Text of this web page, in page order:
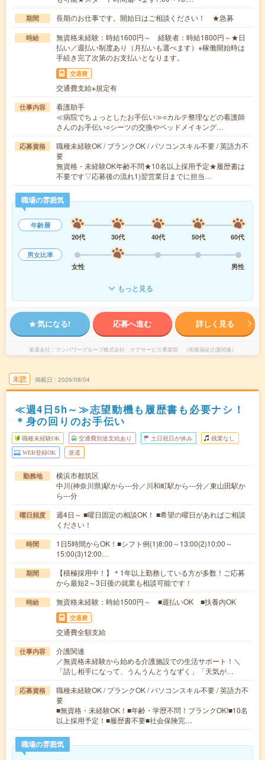
期間 長期のお仕事です。開始日はご相談ください！ ★急募
時給
無資格未経験：時給1600円～ 経験者：時給1800円～★日
払い／週払い制度あり（月払いも選べます）※稼働開始時は
手続き完了次第のお支払いとなります。
交通費
交通費支給※規定有
仕事内容
看護助手
≪病院でちょっとしたお手伝い≫○カルテ整理などの看護師
さんのお手伝い○シーツの交換やベッドメイキング…
応募資格
職種未経験OK / ブランクOK / パソコンスキル不要 / 英語力不
要
無資格・未経験OK年齢不問★10名以上採用予定★履歴書は
不要です▽応募後の流れ1)翌営業日までに担当…
職場の雰囲気
年齢層
20代
30代 40代 50代
60代
男女比率
女性
男性
もっと見る
気になる! 応募へ進む 詳しく見る
派遣会社 マンパワーグループ株式会社 ケアサービス事業部 （医療福祉介護関連）
未読 掲載日 2026/08/04
≪週4日5h～≫志望動機も履歴書も必要ナシ！
＊身の回りのお手伝い
職種未経験OK 交通費別途支給あり 土日祝日が休み 残業なし
WEB登録OK 派遣
勤務地
横浜市都筑区
中川(神奈川県)駅から---分／川和町駅から---分／東山田駅か
ら---分
曜日頻度
週4日～ ■曜日固定の相談OK！ ■希望の曜日があればご相談
ください！
時間
1日5時間からOK！■シフト例(1)8:00～13:00(2)10:00～
15:00(3)12:00…
期間
【積極採用中！】＊1年以上勤務している方が多数！ご応募
から最短2～3日後の就業も相談可能です！
時給 無資格未経験：時給1500円～ ■週払いOK ■扶養内OK
交通費
交通費全額支給
仕事内容
介護関連
／無資格未経験から始める介護施設での生活サポート！＼
「話し相手になって、うんうんとうなずく」「天気が…
応募資格
職種未経験OK / ブランクOK / パソコンスキル不要 / 英語力不
要
■無資格・未経験OK！■年齢・学歴不問！ブランクOK!■10名
以上採用予定！■履歴書不要■社会保険完…
職場の雰囲気